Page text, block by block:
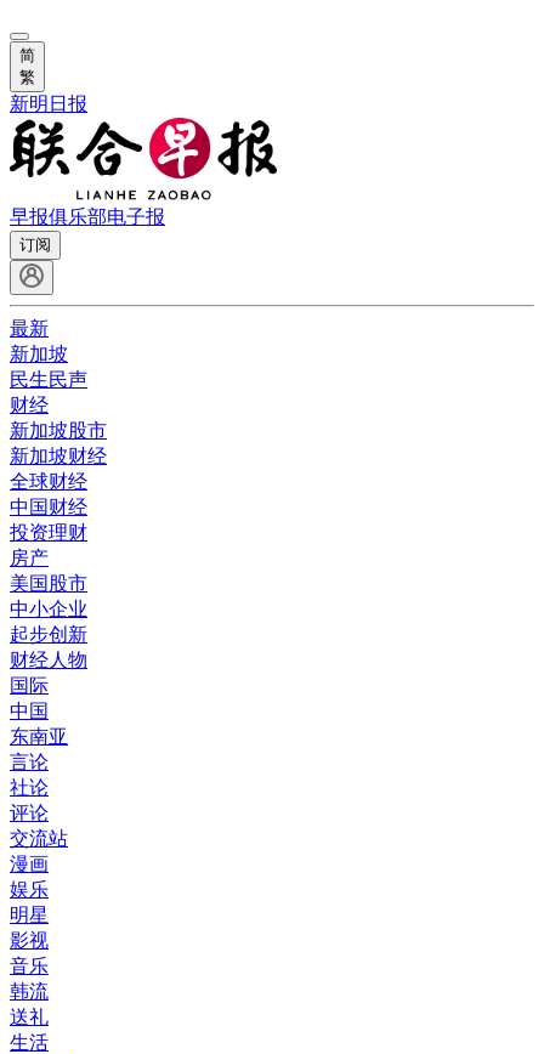
简
繁
新明日报
早报俱乐部电子报
订阅
最新
新加坡
民生民声
财经
新加坡股市
新加坡财经
全球财经
中国财经
投资理财
房产
美国股市
中小企业
起步创新
财经人物
国际
中国
东南亚
言论
社论
评论
交流站
漫画
娱乐
明星
影视
音乐
韩流
送礼
生活